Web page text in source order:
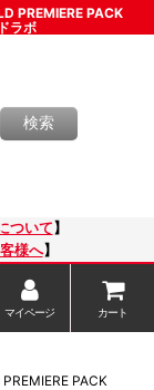
PREMIERE PACK
ラボ
検索
ついて】
様へ】
マイページ カート
PACK